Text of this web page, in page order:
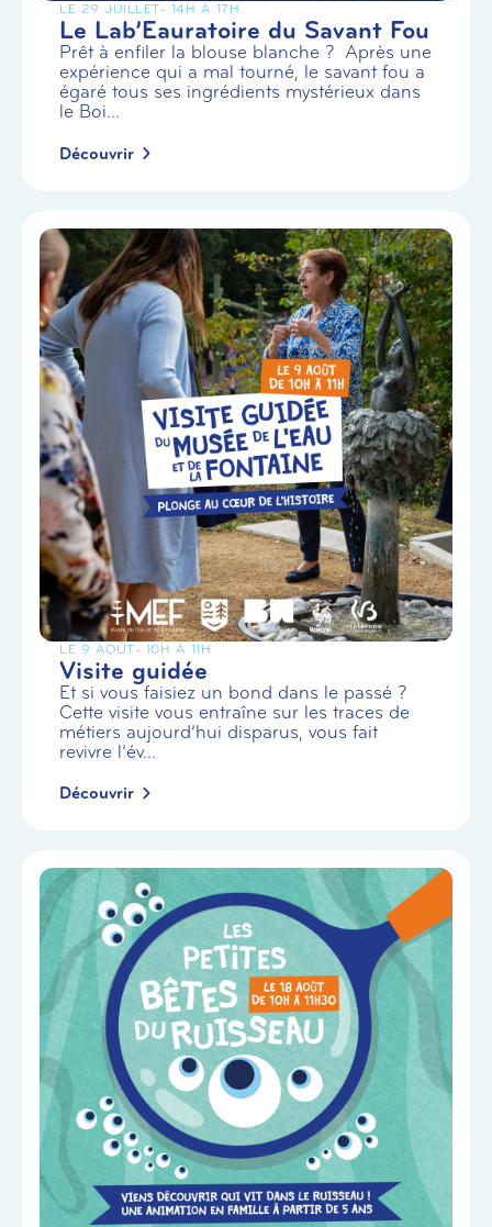
LE 29 JUILLET- 14H À 17H
Le Lab’Eauratoire du Savant Fou
Prêt à enfiler la blouse blanche ? Après une
expérience qui a mal tourné, le savant fou a
égaré tous ses ingrédients mystérieux dans
le Boi...
Découvrir
LE 9 AOÛT- 10H À 11H
Visite guidée
Et si vous faisiez un bond dans le passé ?
Cette visite vous entraîne sur les traces de
métiers aujourd’hui disparus, vous fait
revivre l’év...
Découvrir